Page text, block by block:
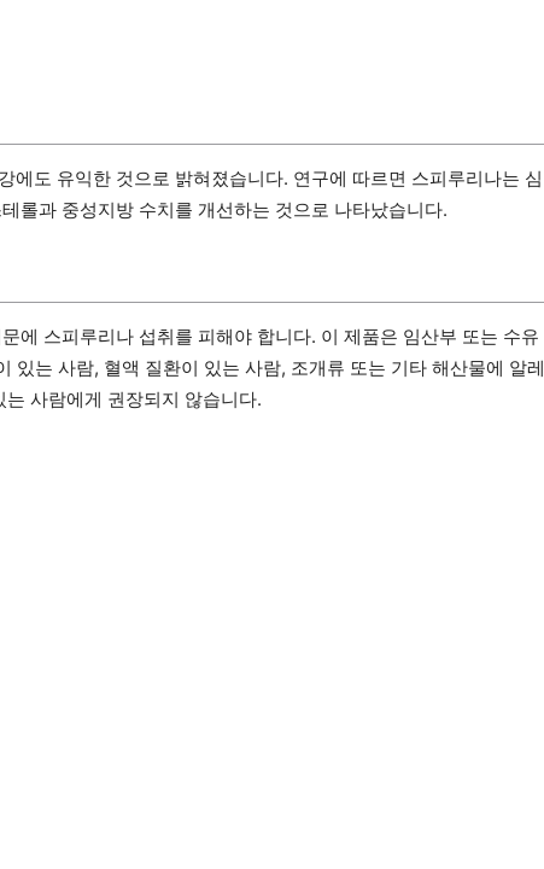
에도 유익한 것으로 밝혀졌습니다. 연구에 따르면 스피루리나는 심
롤과 중성지방 수치를 개선하는 것으로 나타났습니다.
에 스피루리나 섭취를 피해야 합니다. 이 제품은 임산부 또는 수유
있는 사람, 혈액 질환이 있는 사람, 조개류 또는 기타 해산물에 알레
사람에게 권장되지 않습니다.